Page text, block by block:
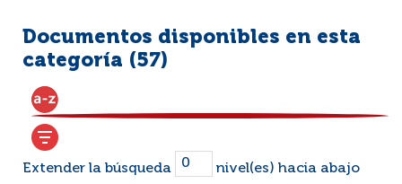
Documentos disponibles en esta
categoría (57)
Extender la búsqueda nivel(es) hacia abajo